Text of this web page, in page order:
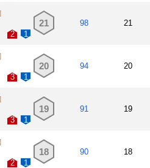
2 1
21 98 21
3 1
20 94 20
3 1
19 91 19
2 1
18 90 18